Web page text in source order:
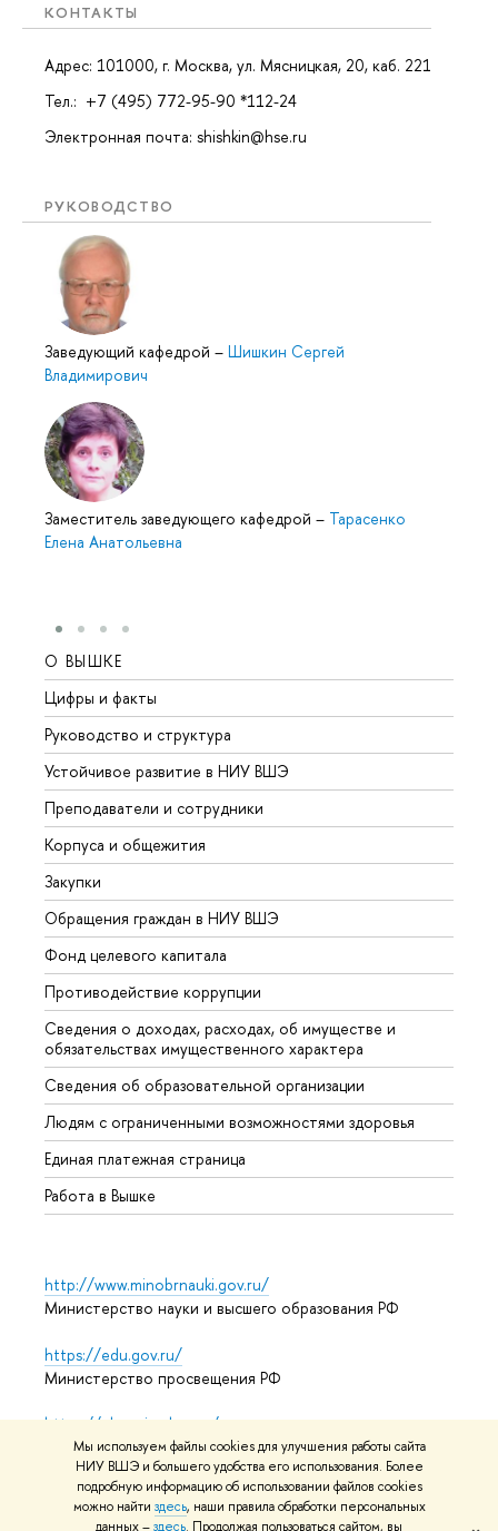
Мы используем файлы cookies для улучшения работы сайта
НИУ ВШЭ и большего удобства его использования. Более
подробную информацию об использовании файлов cookies
можно найти здесь, наши правила обработки персональных
данных –здесь. Продолжая пользоваться сайтом, вы
КОНТАКТЫ
Адрес: 101000, г. Москва, ул. Мясницкая, 20, каб. 221
Тел.: +7 (495) 772-95-90 *112-24
Электронная почта: shishkin@hse.ru
РУКОВОДСТВО
Заведующий кафедрой – Шишкин Сергей
Владимирович
Заместитель заведующего кафедрой – Тарасенко
Елена Анатольевна
О ВЫШКЕ
Цифры и факты
Руководство и структура
Устойчивое развитие в НИУ ВШЭ
Преподаватели и сотрудники
Корпуса и общежития
Закупки
Обращения граждан в НИУ ВШЭ
Фонд целевого капитала
Противодействие коррупции
Сведения о доходах, расходах, об имуществе и
обязательствах имущественного характера
Сведения об образовательной организации
Людям с ограниченными возможностями здоровья
Единая платежная страница
Работа в Вышке
http://www.minobrnauki.gov.ru/
Министерство науки и высшего образования РФ
https://edu.gov.ru/
Министерство просвещения РФ
https://elearning.hse.ru/mooc
Массовые открытые онлайн-курсы